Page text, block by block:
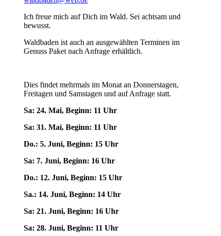
Ich freue mich auf Dich im Wald. Sei achtsam und
bewusst.
Waldbaden ist auch an ausgewählten Terminen im
Genuss Paket nach Anfrage erhältlich.
Dies findet mehrmals im Monat an Donnerstagen,
Freitagen und Samstagen und auf Anfrage statt.
Sa: 24. Mai, Beginn: 11 Uhr
Sa: 31. Mai, Beginn: 11 Uhr
Do.: 5. Juni, Beginn: 15 Uhr
Sa: 7. Juni, Beginn: 16 Uhr
Do.: 12. Juni, Beginn: 15 Uhr
Sa.: 14. Juni, Beginn: 14 Uhr
Sa: 21. Juni, Beginn: 16 Uhr
Sa: 28. Juni, Beginn: 11 Uhr